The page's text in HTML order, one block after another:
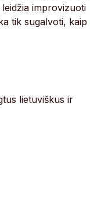
improvizuoti
tik sugalvoti, kaip
lietuviškus ir